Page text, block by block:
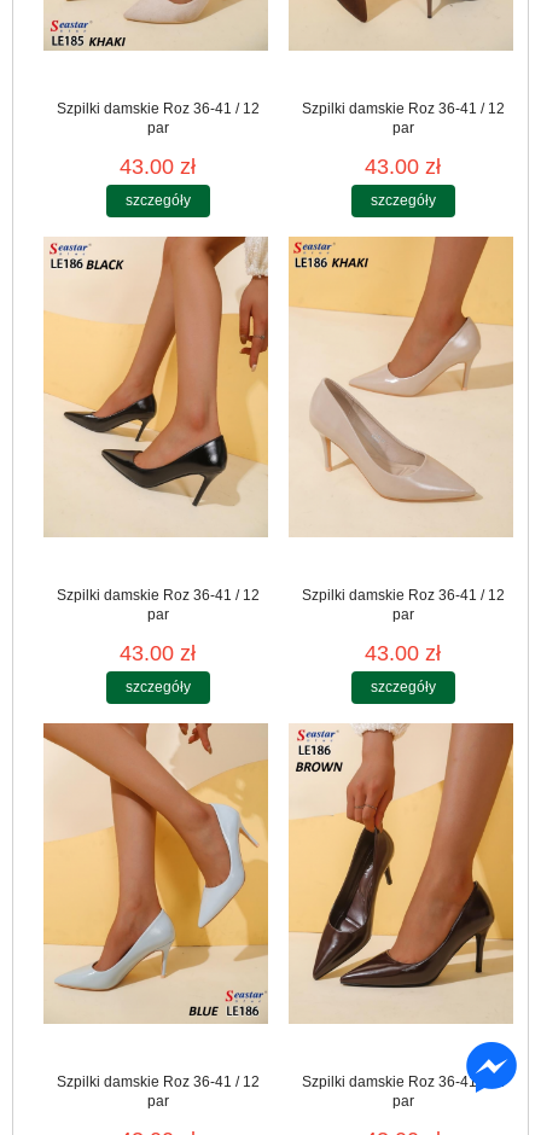
Szpilki damskie Roz 36-41 / 12
par
43.00 zł
szczegóły
Szpilki damskie Roz 36-41 / 12
par
43.00 zł
szczegóły
Szpilki damskie Roz 36-41 / 12
par
43.00 zł
szczegóły
Szpilki damskie Roz 36-41 / 12
par
43.00 zł
szczegóły
Szpilki damskie Roz 36-41 / 12
par
Szpilki damskie Roz 36-41 / 12
par